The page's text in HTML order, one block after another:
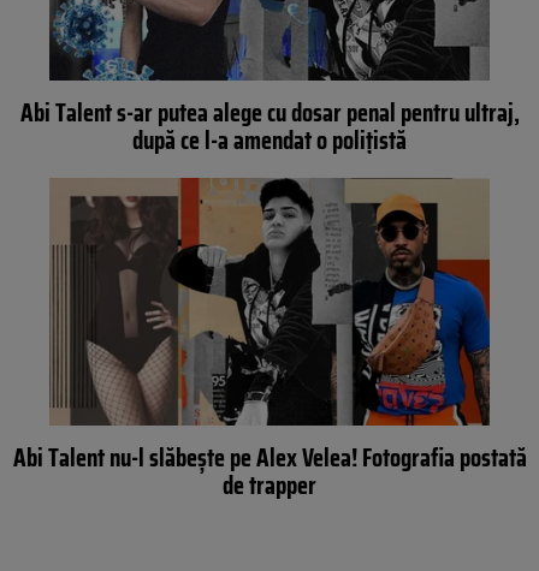
Abi Talent s-ar putea alege cu dosar penal pentru ultraj,
după ce l-a amendat o polițistă
Abi Talent nu-l slăbește pe Alex Velea! Fotografia postată
de trapper